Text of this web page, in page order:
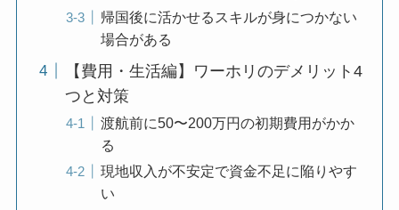
帰国後に活かせるスキルが身につかない
場合がある
【費用・生活編】ワーホリのデメリット4
つと対策
渡航前に50〜200万円の初期費用がかか
る
現地収入が不安定で資金不足に陥りやす
い